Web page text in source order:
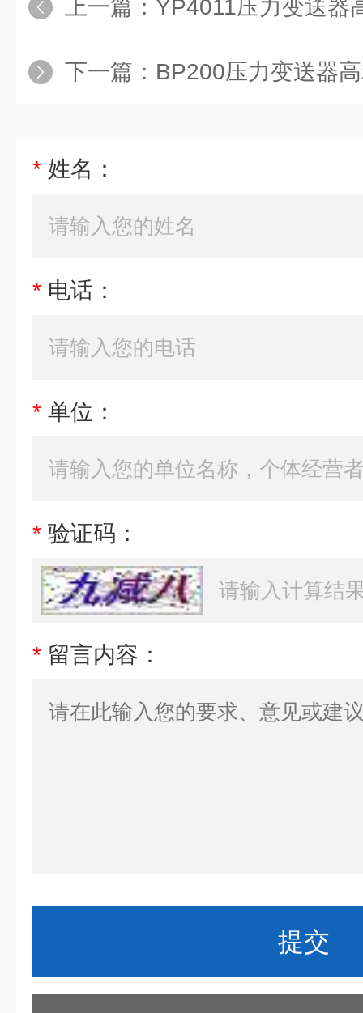
上一篇： YP4011压力变送器高
下一篇： BP200压力变送器高
* 姓名：
* 电话：
* 单位：
* 验证码：
* 留言内容：